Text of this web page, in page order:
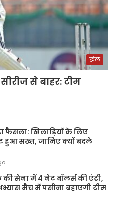
खेल
से बाहर: टीम
फैसला: खिलाड़ियों के लिए
हुआ सख्त, जानिए क्यों बदले
सेना में 4 नेट बॉलर्स की एंट्री,
मैच में पसीना बहाएगी टीम